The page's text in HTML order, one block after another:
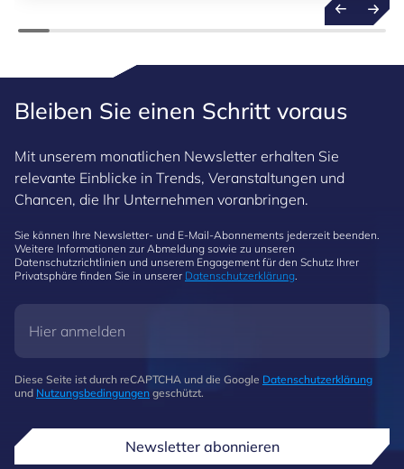
Bleiben Sie einen Schritt voraus
Mit unserem monatlichen Newsletter erhalten Sie
relevante Einblicke in Trends, Veranstaltungen und
Chancen, die Ihr Unternehmen voranbringen.
Sie können Ihre Newsletter- und E-Mail-Abonnements jederzeit beenden.
Weitere Informationen zur Abmeldung sowie zu unseren
Datenschutzrichtlinien und unserem Engagement für den Schutz Ihrer
Privatsphäre finden Sie in unserer Datenschutzerklärung.
Diese Seite ist durch reCAPTCHA und die Google Datenschutzerklärung
und Nutzungsbedingungen geschützt.
Newsletter abonnieren